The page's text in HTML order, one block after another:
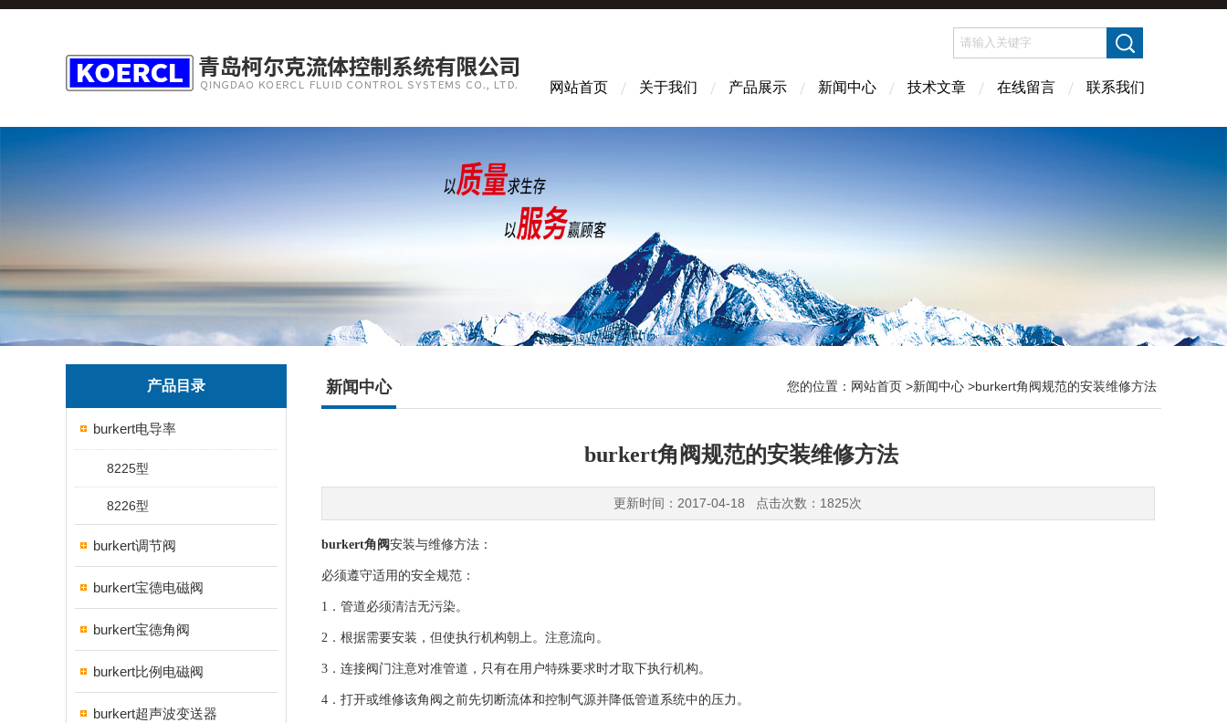
网站首页 关于我们 产品展示 新闻中心 技术文章 在线留言 联系我们
产品目录
burkert电导率
8225型
8226型
burkert调节阀
burkert宝德电磁阀
burkert宝德角阀
burkert比例电磁阀
burkert超声波变送器
新闻中心 您的位置： 网站首页 >新闻中心 >burkert角阀规范的安装维修方法
burkert角阀规范的安装维修方法
更新时间：2017-04-18 点击次数：1825次
burkert角阀安装与维修方法：
必须遵守适用的安全规范：
1．管道必须清洁无污染。
2．根据需要安装，但使执行机构朝上。注意流向。
3．连接阀门注意对准管道，只有在用户特殊要求时才取下执行机构。
4．打开或维修该角阀之前先切断流体和控制气源并降低管道系统中的压力。